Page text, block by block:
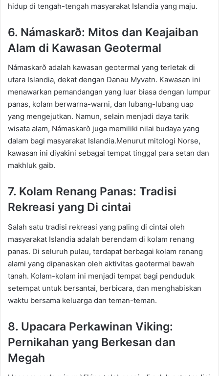
hidup di tengah-tengah masyarakat Islandia yang maju.
6. Námaskarð: Mitos dan Keajaiban
Alam di Kawasan Geotermal
Námaskarð adalah kawasan geotermal yang terletak di
utara Islandia, dekat dengan Danau Myvatn. Kawasan ini
menawarkan pemandangan yang luar biasa dengan lumpur
panas, kolam berwarna-warni, dan lubang-lubang uap
yang mengejutkan. Namun, selain menjadi daya tarik
wisata alam, Námaskarð juga memiliki nilai budaya yang
dalam bagi masyarakat Islandia.Menurut mitologi Norse,
kawasan ini diyakini sebagai tempat tinggal para setan dan
makhluk gaib.
7. Kolam Renang Panas: Tradisi
Rekreasi yang Di cintai
Salah satu tradisi rekreasi yang paling di cintai oleh
masyarakat Islandia adalah berendam di kolam renang
panas. Di seluruh pulau, terdapat berbagai kolam renang
alami yang dipanaskan oleh aktivitas geotermal bawah
tanah. Kolam-kolam ini menjadi tempat bagi penduduk
setempat untuk bersantai, berbicara, dan menghabiskan
waktu bersama keluarga dan teman-teman.
8. Upacara Perkawinan Viking:
Pernikahan yang Berkesan dan
Megah